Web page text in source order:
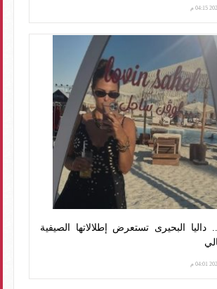
.. داليا البحيرى تستعرض إطلالاتها الصيفية